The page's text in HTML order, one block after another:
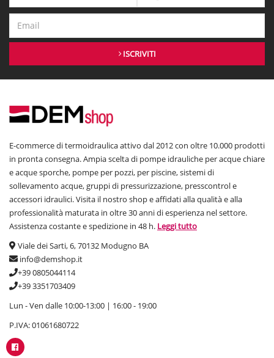
ISCRIVITI
E-commerce di termoidraulica attivo dal 2012 con oltre 10.000 prodotti
in pronta consegna. Ampia scelta di pompe idrauliche per acque chiare
e acque sporche, pompe per pozzi, per piscine, sistemi di
sollevamento acque, gruppi di pressurizzazione, presscontrol e
accessori idraulici. Visita il nostro shop e affidati alla qualità e alla
professionalità maturata in oltre 30 anni di esperienza nel settore.
Assistenza costante e spedizione in 48 h. Leggi tutto
Viale dei Sarti, 6, 70132 Modugno BA
info@demshop.it
+39 0805044114
+39 3351703409
Lun - Ven dalle 10:00-13:00 | 16:00 - 19:00
P.IVA: 01061680722